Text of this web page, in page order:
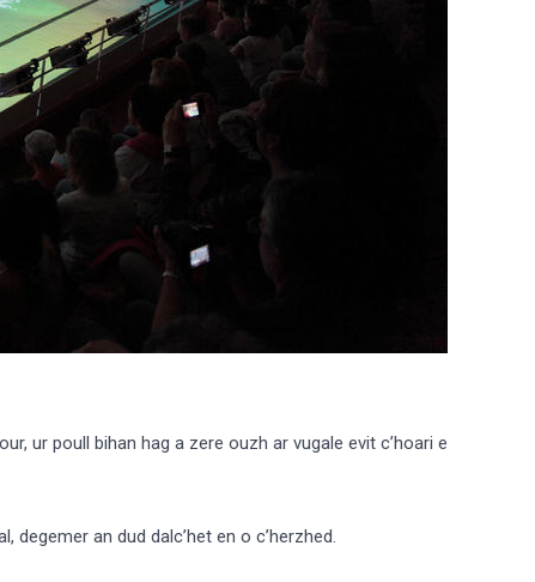
ur poull bihan hag a zere ouzh ar vugale evit c’hoari e
degemer an dud dalc’het en o c’herzhed.